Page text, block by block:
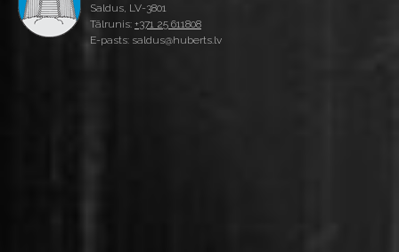
Saldus, LV-3801
Tālrunis: +371 25 611808
E-pasts: saldus@huberts.lv